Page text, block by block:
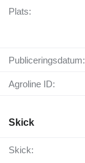
Plats:
Publiceringsdatum:
Agroline ID:
Skick
Skick: